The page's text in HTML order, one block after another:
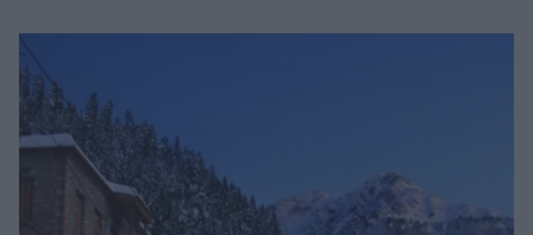
Skincare
Μαλλιά - Νύχια
Μακιγιάζ
Beauty News
Well being